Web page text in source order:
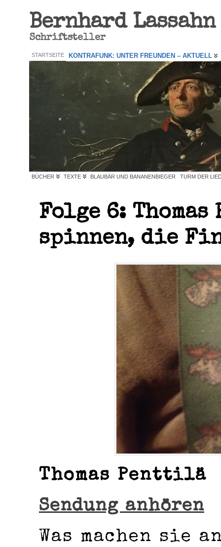
Bernhard Lassahn
Schriftsteller
STARTSEITE KONTRAFUNK: UNTER FREUNDEN – AKTUELL
BÜCHER TEXTE BLAUBÄR UND BANANENBIEGER TURM DER
Folge 6:
spinnen, die
Thomas Penttilä
Sendung anhören
Was machen sie